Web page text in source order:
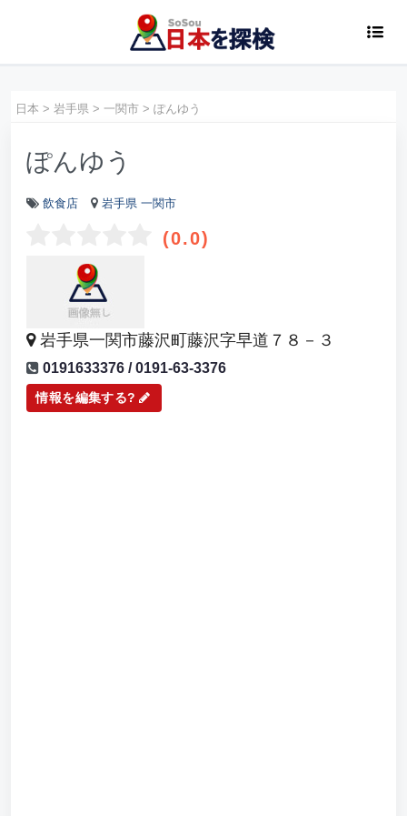
日本 > 岩手県 > 一関市 > ぽんゆう
ぽんゆう
飲食店 岩手県 一関市
(0.0)
岩手県一関市藤沢町藤沢字早道７８－３
0191633376 / 0191-63-3376
情報を編集する?